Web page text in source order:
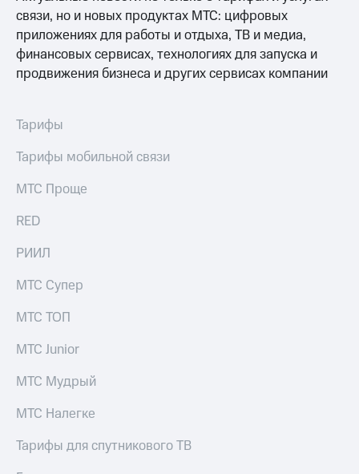
Рынок
акций
Описание
Программа
Дивиденды
облигаций
именных
Другое
Регистратор
Контакты
деловая этика
связи, но и новых продуктах МТС: цифровых
приложениях для работы и отдыха, ТВ и медиа,
финансовых сервисах, технологиях для запуска и
продвижения бизнеса и других сервисах компании
Тарифы
Тарифы мобильной связи
МТС Проще
RED
РИИЛ
МТС Супер
МТС ТОП
МТС Junior
МТС Мудрый
МТС Налегке
Тарифы для спутникового ТВ